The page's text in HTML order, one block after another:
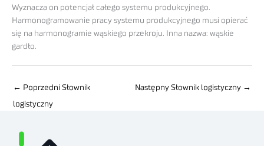
Wyznacza on potencjał całego systemu produkcyjnego.
Harmonogramowanie pracy systemu produkcyjnego musi opierać
się na harmonogramie wąskiego przekroju. Inna nazwa: wąskie
gardło.
← Poprzedni Słownik
logistyczny
Następny Słownik logistyczny →